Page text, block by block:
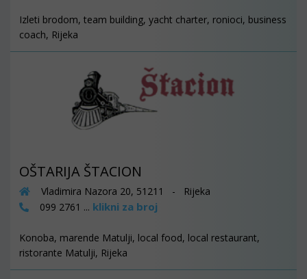
Izleti brodom, team building, yacht charter, ronioci, business
coach, Rijeka
OŠTARIJA ŠTACION
Vladimira Nazora 20, 51211 - Rijeka
099 2761 ... klikni za broj
Konoba, marende Matulji, local food, local restaurant,
ristorante Matulji, Rijeka